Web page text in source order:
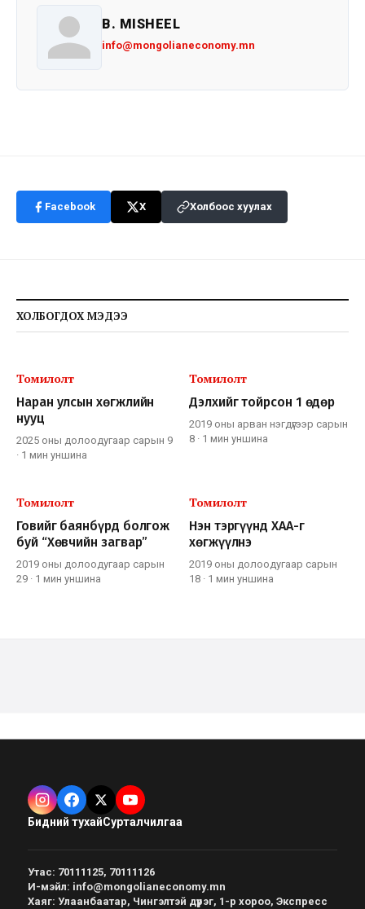
B. MISHEEL
info@mongolianeconomy.mn
Facebook X Холбоос хуулах
ХОЛБОГДОХ МЭДЭЭ
Томилолт
Наран улсын хөгжлийн
нууц
2025 оны долоодугаар сарын 9
· 1 мин уншина
Томилолт
Дэлхийг тойрсон 1 өдөр
2019 оны арван нэгдүгээр сарын
8 · 1 мин уншина
Томилолт
Говийг баянбүрд болгож
буй “Хөвчийн загвар”
2019 оны долоодугаар сарын
29 · 1 мин уншина
Томилолт
Нэн тэргүүнд ХАА-г
хөгжүүлнэ
2019 оны долоодугаар сарын
18 · 1 мин уншина
Бидний тухайСурталчилгаа
Утас: 70111125, 70111126
И-мэйл: info@mongolianeconomy.mn
Хаяг: Улаанбаатар, Чингэлтэй дүүрэг, 1-р хороо, Экспресс